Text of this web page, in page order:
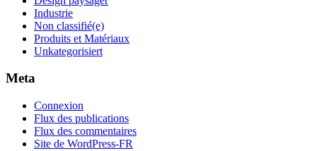
Industrie
Non classifié(e)
Produits et Matériaux
Unkategorisiert
Meta
Connexion
Flux des publications
Flux des commentaires
Site de WordPress-FR